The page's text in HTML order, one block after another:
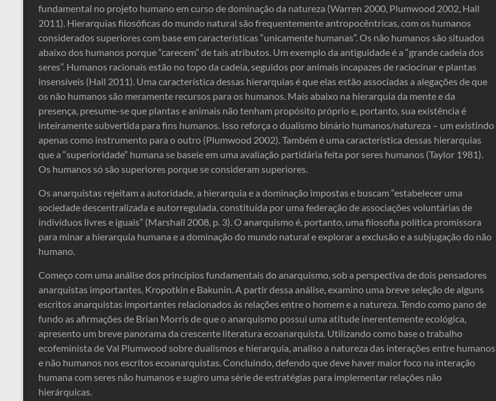
fundamental no projeto humano em curso de dominação da natureza (Warren 2000, Plumwood 2002, Hall
2011). Hierarquias filosóficas do mundo natural são frequentemente antropocêntricas, com os humanos
considerados superiores com base em características “unicamente humanas”. Os não humanos são situados
abaixo dos humanos porque “carecem” de tais atributos. Um exemplo da antiguidade é a “grande cadeia dos
seres”. Humanos racionais estão no topo da cadeia, seguidos por animais incapazes de raciocinar e plantas
insensíveis (Hall 2011). Uma característica dessas hierarquias é que elas estão associadas a alegações de que
os não humanos são meramente recursos para os humanos. Mais abaixo na hierarquia da mente e da
presença, presume-se que plantas e animais não tenham propósito próprio e, portanto, sua existência é
inteiramente subvertida para fins humanos. Isso reforça o dualismo binário humanos/natureza – um existindo
apenas como instrumento para o outro (Plumwood 2002). Também é uma característica dessas hierarquias
que a “superioridade” humana se baseie em uma avaliação partidária feita por seres humanos (Taylor 1981).
Os humanos só são superiores porque se consideram superiores.
Os anarquistas rejeitam a autoridade, a hierarquia e a dominação impostas e buscam “estabelecer uma
sociedade descentralizada e autorregulada, constituída por uma federação de associações voluntárias de
indivíduos livres e iguais” (Marshall 2008, p. 3). O anarquismo é, portanto, uma filosofia política promissora
para minar a hierarquia humana e a dominação do mundo natural e explorar a exclusão e a subjugação do não
humano.
Começo com uma análise dos princípios fundamentais do anarquismo, sob a perspectiva de dois pensadores
anarquistas importantes, Kropotkin e Bakunin. A partir dessa análise, examino uma breve seleção de alguns
escritos anarquistas importantes relacionados às relações entre o homem e a natureza. Tendo como pano de
fundo as afirmações de Brian Morris de que o anarquismo possui uma atitude inerentemente ecológica,
apresento um breve panorama da crescente literatura ecoanarquista. Utilizando como base o trabalho
ecofeminista de Val Plumwood sobre dualismos e hierarquia, analiso a natureza das interações entre humanos
e não humanos nos escritos ecoanarquistas. Concluindo, defendo que deve haver maior foco na interação
humana com seres não humanos e sugiro uma série de estratégias para implementar relações não
hierárquicas.